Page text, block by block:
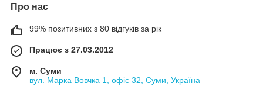
Про нас
99% позитивних з 80 відгуків за рік
Працює з 27.03.2012
м. Суми
вул. Марка Вовчка 1, офіс 32, Суми, Україна